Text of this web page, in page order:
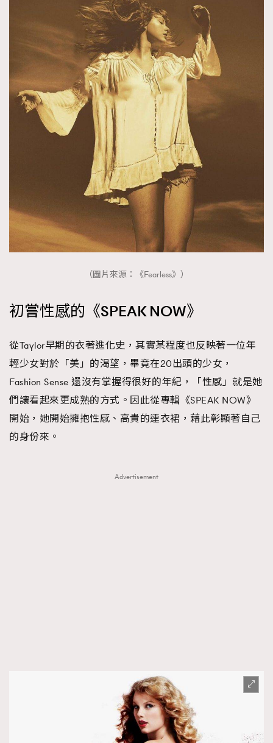
TRENDING
AFrenchMind
DressLikeAParisienne
EmpowerF
FashionWeek FigaroAesthetic
（圖片來源：《Fearless》）
初嘗性感的《SPEAK NOW》
從Taylor早期的衣著進化史，其實某程度也反映著一位年
輕少女對於「美」的渴望，畢竟在20出頭的少女，
Fashion Sense 還沒有掌握得很好的年紀，「性感」就是她
們讓看起來更成熟的方式。因此從專輯《SPEAK NOW》
開始，她開始擁抱性感、高貴的連衣裙，藉此彰顯著自己
的身份來。
Advertisement